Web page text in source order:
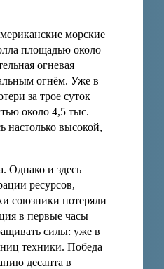
морские
площадью около
огневая
огнём. Уже в
за трое суток
около 4,5 тыс.
настолько высокой,
Однако и здесь
ресурсов,
союзники потеряли
в первые часы
силы: уже в
техники. Победа
десанта в